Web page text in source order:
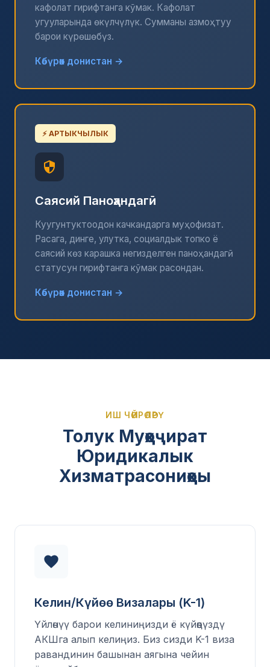
кафолат гирифтанга кӯмак. Кафолат
угууларында өкүлчүлүк. Сумманы азмоҳтуу
барои күрөшөбүз.
Көбүрөөк донистан →
⚡ АРТЫКЧЫЛЫК
Саясий Паноҳандагӣ
Куугунтуктоодон качкандарга муҳофизат.
Расага, динге, улутка, социалдык топко ё
саясий көз карашка негизделген паноҳандагӣ
статусун гирифтанга кӯмак расондан.
Көбүрөөк донистан →
ИШ ЧӨЙРӨЛӨРҮ
Толук Муҳоҷират
Юридикалык
Хизматрасониҳоы
Келин/Күйөө Визалары (K-1)
Үйлөнүү барои келиниңизди ё күйөөңүздү
АКШга алып келиңиз. Биз сизди K-1 виза
равандинин башынан аягына чейин